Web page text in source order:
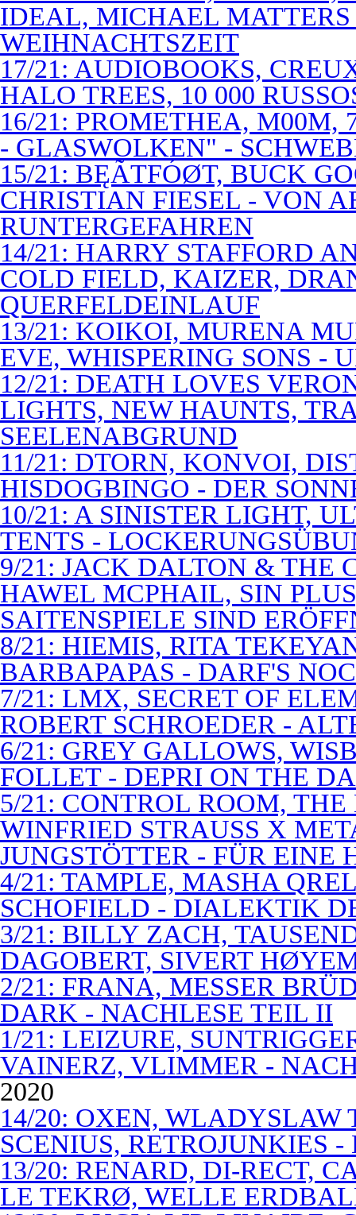
IDEAL, MICHAEL
WEIHNACHTSZEIT
17/21: AUDIOBOOKS,
HALO TREES, 10 000
16/21: PROMETHEA, M00M,
- GLASWOLKEN" -
15/21: BĘÃTFÓØT, BUCK
CHRISTIAN FIESEL - VON
RUNTERGEFAHREN
14/21: HARRY STAFFORD
COLD FIELD, KAIZER,
QUERFELDEINLAUF
13/21: KOIKOI, MURENA
EVE, WHISPERING SONS -
12/21: DEATH LOVES
LIGHTS, NEW HAUNTS,
SEELENABGRUND
11/21: DTORN, KONVOI,
HISDOGBINGO - DER
10/21: A SINISTER LIGHT,
TENTS -
9/21: JACK DALTON & THE
HAWEL MCPHAIL, SIN
SAITENSPIELE SIND
8/21: HIEMIS, RITA
BARBAPAPAS - DARF'S
7/21: LMX, SECRET OF
ROBERT SCHROEDER -
6/21: GREY GALLOWS,
FOLLET - DEPRI ON THE
5/21: CONTROL ROOM,
WINFRIED STRAUSS X
JUNGSTÖTTER - FÜR EINE
4/21: TAMPLE, MASHA
SCHOFIELD - DIALEKTIK
3/21: BILLY ZACH,
DAGOBERT, SIVERT
2/21: FRANA, MESSER
DARK - NACHLESE TEIL II
1/21: LEIZURE,
VAINERZ, VLIMMER -
2020
14/20: OXEN, WLADYSLAW
SCENIUS, RETROJUNKIES
13/20: RENARD, DI-RECT,
LE TEKRØ, WELLE